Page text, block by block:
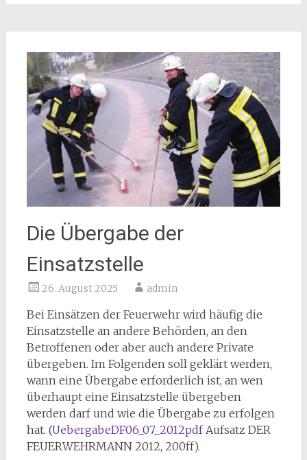
Die Übergabe der
Einsatzstelle
26. August 2025 admin
Bei Einsätzen der Feuerwehr wird häufig die
Einsatzstelle an andere Behörden, an den
Betroffenen oder aber auch andere Private
übergeben. Im Folgenden soll geklärt werden,
wann eine Übergabe erforderlich ist, an wen
überhaupt eine Einsatzstelle übergeben
werden darf und wie die Übergabe zu erfolgen
hat. (UebergabeDF06_07_2012pdfAufsatz DER
FEUERWEHRMANN 2012, 200ff).